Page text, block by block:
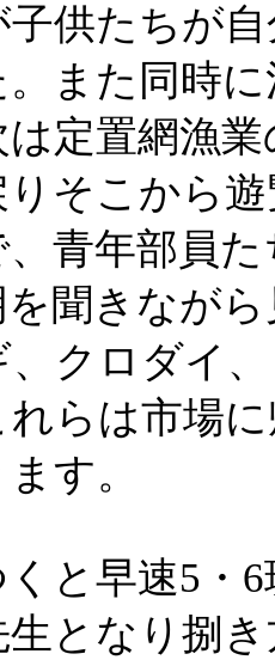
供たちが
また同時
定置網漁
そこから
青年部員
聞きなが
クロダイ
らは市場
す。
と早速5・6
生となり捌